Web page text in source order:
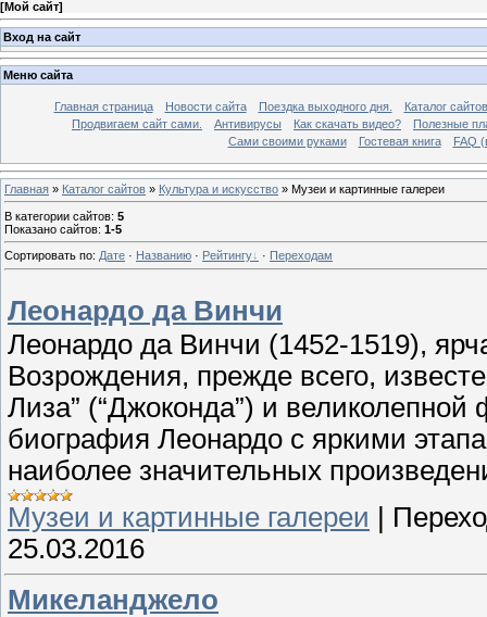
[Мой сайт]
Вход на сайт
Меню сайта
Главная страница Новости сайта Поездка выходного дня.
Каталог сайтов
Продвигаем сайт сами.
Антивирусы Как скачать видео?
Полезные
Сами своими руками
Гостевая книга FAQ
Главная » Каталог сайтов » Культура и искусство » Музеи и картинные галереи
В категории сайтов: 5
Показано сайтов: 1-5
Сортировать по: Дате · Названию · Рейтингу · Переходам
Леонардо да Винчи
Леонардо да Винчи (1452-1519),
Возрождения, прежде всего,
Лиза” (“Джоконда”) и великолепной
биография Леонардо с яркими
наиболее значительных
Музеи и картинные галереи |
25.03.2016
Микеланджело